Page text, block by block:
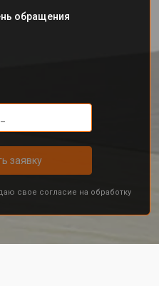
обращения
заявку
свое согласие на обработку